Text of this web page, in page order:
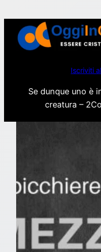
contenuto
Iscriviti
Se dunque uno è
creatura –